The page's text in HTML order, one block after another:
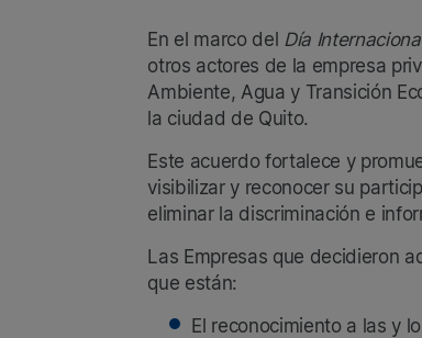
En el marco del Día
otros actores de la empresa
Ambiente, Agua y Transición
la ciudad de Quito.
Este acuerdo fortalece y
visibilizar y reconocer su
eliminar la discriminación e
Las Empresas que decidieron
que están:
El reconocimiento a las y